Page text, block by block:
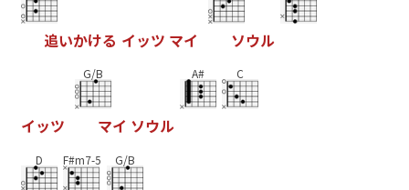
追いかける イッツ マイ ソウル
イッツ
G/B
マイ ソウル
A# C
D F#m7-5 G/B